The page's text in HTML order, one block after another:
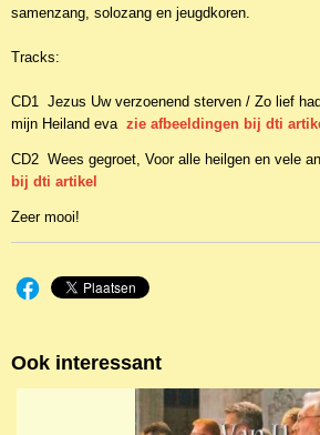
8711211578029
samenzang, solozang en jeugdkoren.
Tracks:
CD1 Jezus Uw verzoenend sterven / Zo lief
mijn Heiland eva zie afbeeldingen bij dti
CD2 Wees gegroet, Voor alle heilgen en vele
bij dti artikel
Zeer mooi!
Ook interessant